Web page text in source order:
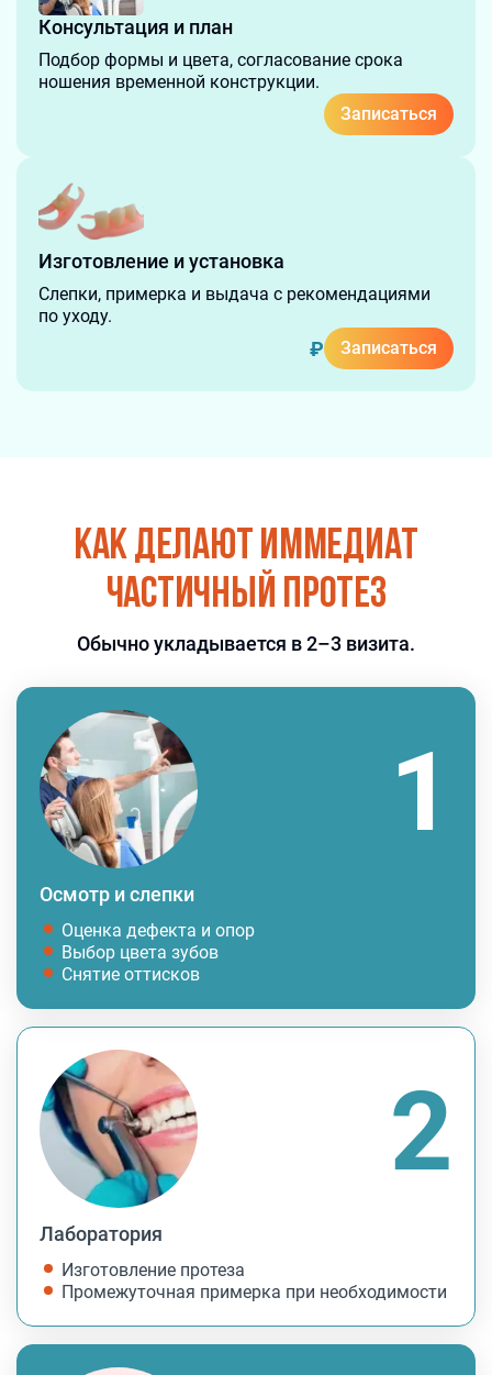
Консультация и план
Подбор формы и цвета, согласование срока
ношения временной конструкции.
Записаться
Изготовление и установка
Слепки, примерка и выдача с рекомендациями
по уходу.
₽ Записаться
Как делают иммедиат
частичный протез
Обычно укладывается в 2–3 визита.
Осмотр и слепки
Оценка дефекта и опор
Выбор цвета зубов
Снятие оттисков
Лаборатория
Изготовление протеза
Промежуточная примерка при необходимости